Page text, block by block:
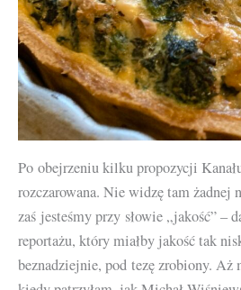
Po obejrzeniu kilku propozycji
rozczarowana. Nie widzę tam żadnej
zaś jesteśmy przy słowie „jakość” –
reportażu, który miałby jakość tak
beznadziejnie, pod tezę zrobiony. Aż